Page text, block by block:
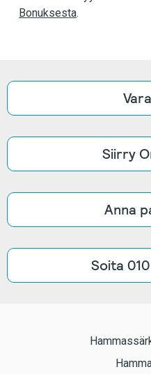
Bonuksesta.
Siirry
Anna
Soita